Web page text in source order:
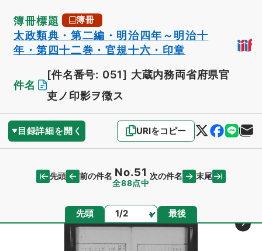
簿冊標題 簿冊
太政類典・第二編・明治四年～明治十
年・第四十二巻・官規十六・印章
件名
[件名番号: 051] 大蔵内務両省府県官
吏ノ印影ヲ徴ス
目録詳細を開く URIをコピー
先頭 前の件名 No.51
全88点中
次の件名 末尾
先頭 ページ 最後